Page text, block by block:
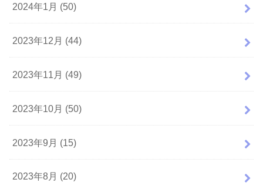
2024年1月 (50)
2023年12月 (44)
2023年11月 (49)
2023年10月 (50)
2023年9月 (15)
2023年8月 (20)